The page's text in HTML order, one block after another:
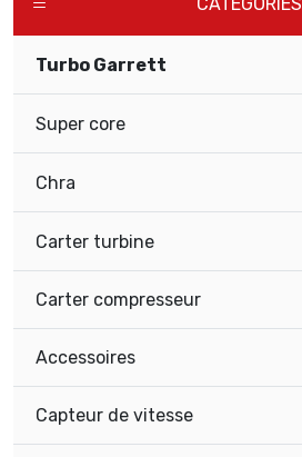
Turbo Garrett
Super core
Chra
Carter turbine
Carter compresseur
Accessoires
Capteur de vitesse